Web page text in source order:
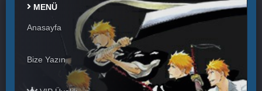
MENÜ
Anasayfa
Bize Yazın